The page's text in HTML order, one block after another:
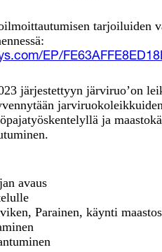
tarjoiluiden
EP/
järjestettyyn järviruo’on
ja
avaus
Parainen, käynti